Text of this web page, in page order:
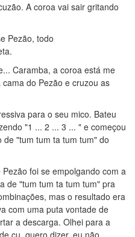
A coroa vai sair gritando
Pezão, todo
Caramba, a coroa está me
do Pezão e cruzou as
para o seu mico. Bateu
"1 ... 2 ... 3 ... " e começou
"tum tum ta tum tum" do
foi se empolgando com a
de "tum tum ta tum tum" pra
mas o resultado era
com uma puta vontade de
a descarga. Olhei para a
cu, quero dizer, eu não